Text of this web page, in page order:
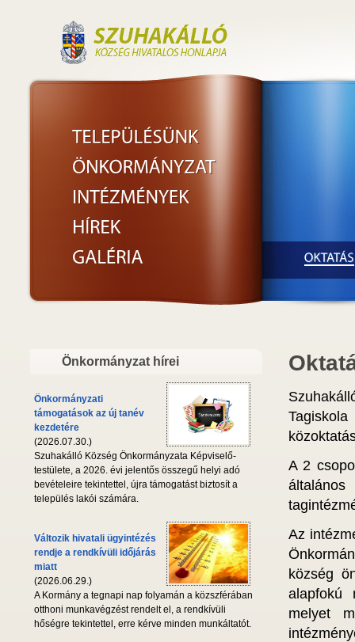
Önkormányzat hírei
Önkormányzati
támogatások az új tanév
kezdetére
(2026.07.30.)
Szuhakálló Község Önkormányzata Képviselő-
testülete, a 2026. évi jelentős összegű helyi adó
bevételeire tekintettel, újra támogatást biztosít a
település lakói számára.
Változik hivatali ügyintézés
rendje a rendkívüli időjárás
miatt
(2026.06.29.)
A Kormány a tegnapi nap folyamán a közszférában
otthoni munkavégzést rendelt el, a rendkívüli
hőségre tekintettel, erre kérve minden munkáltatót.
A 2
általános
Az
község
alapfokú
melyet